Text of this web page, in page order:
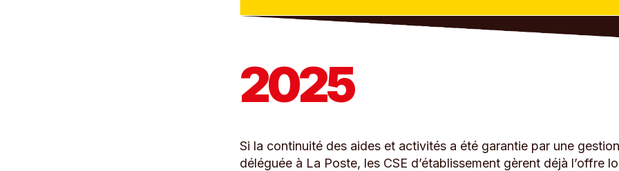
2025
Si la continuité des aides et activités a été garantie par une
déléguée à La Poste, les CSE d’établissement gèrent déjà l’offre